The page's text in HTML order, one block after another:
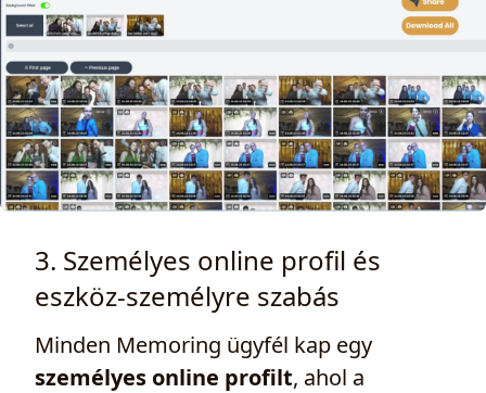
3. Személyes online profil és
eszköz‑személyre szabás
Minden Memoring ügyfél kap egy
személyes online profilt, ahol a